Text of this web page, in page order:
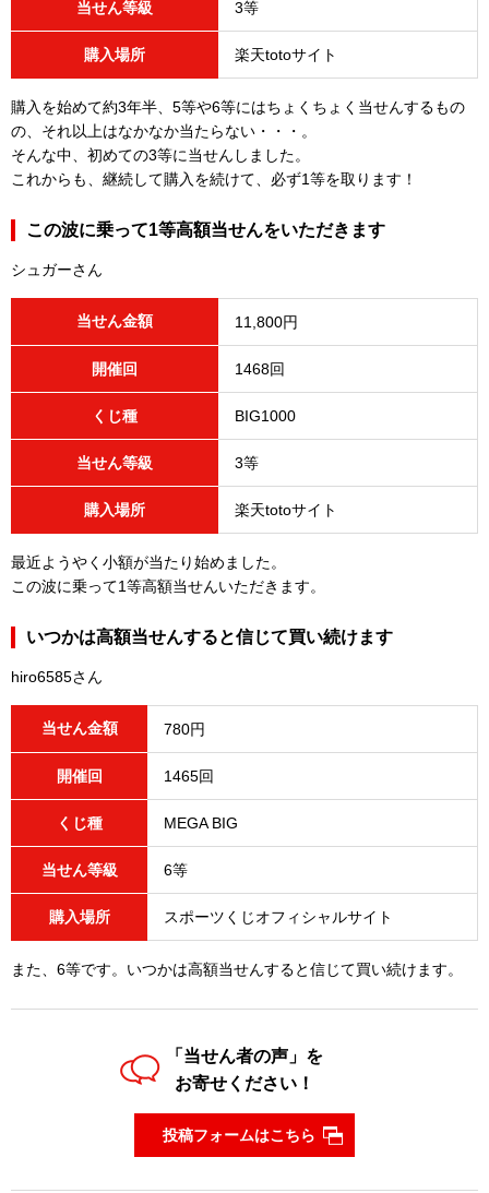
当せん等級 3等
購入場所 楽天totoサイト
購入を始めて約3年半、5等や6等にはちょくちょく当せんするもの
の、それ以上はなかなか当たらない・・・。
そんな中、初めての3等に当せんしました。
これからも、継続して購入を続けて、必ず1等を取ります！
この波に乗って1等高額当せんをいただきます
シュガーさん
当せん金額 11,800円
開催回 1468回
くじ種 BIG1000
当せん等級 3等
購入場所 楽天totoサイト
最近ようやく小額が当たり始めました。
この波に乗って1等高額当せんいただきます。
いつかは高額当せんすると信じて買い続けます
hiro6585さん
当せん金額 780円
開催回 1465回
くじ種 MEGA BIG
当せん等級 6等
購入場所 スポーツくじオフィシャルサイト
また、6等です。いつかは高額当せんすると信じて買い続けます。
「当せん者の声」を
お寄せください！
投稿フォームはこちら